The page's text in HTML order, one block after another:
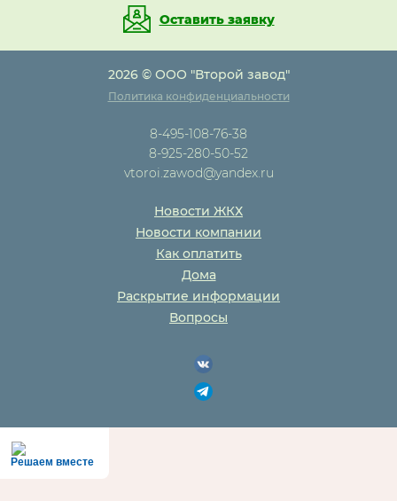
Оставить заявку
2026 © ООО "Второй завод"
Политика конфиденциальности
8-495-108-76-38
8-925-280-50-52
vtoroi.zawod@yandex.ru
Новости ЖКХ
Новости компании
Как оплатить
Дома
Раскрытие информации
Вопросы
Решаем вместе